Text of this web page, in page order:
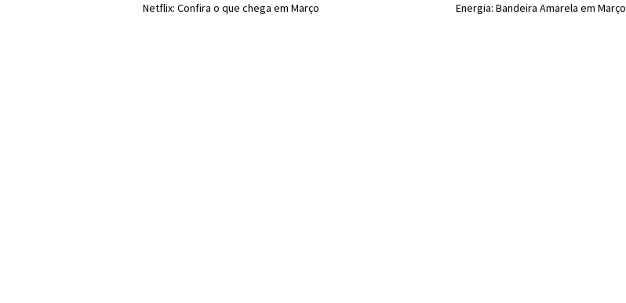
Energia: Bandeira Amarela em Março
Netflix: Confira o que chega em Março